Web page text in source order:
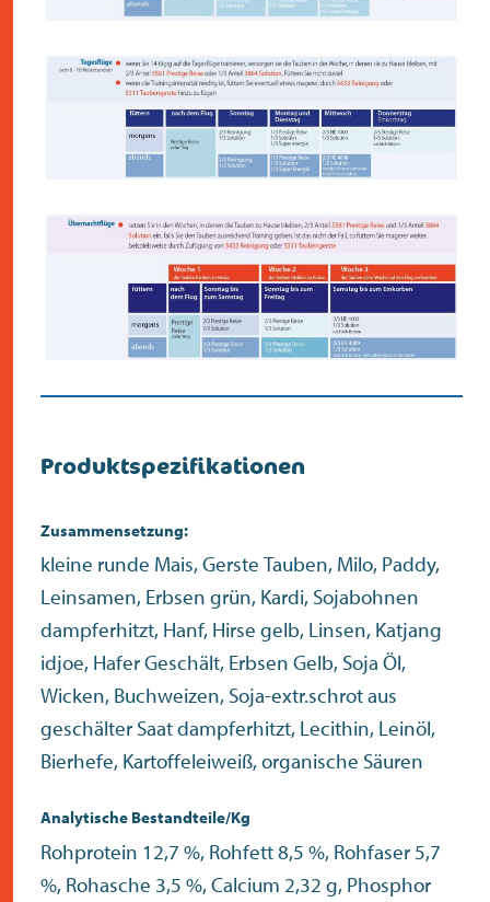
Produktspezifikationen
Zusammensetzung:
kleine runde Mais, Gerste Tauben, Milo, Paddy,
Leinsamen, Erbsen grün, Kardi, Sojabohnen
dampferhitzt, Hanf, Hirse gelb, Linsen, Katjang
idjoe, Hafer Geschält, Erbsen Gelb, Soja Öl,
Wicken, Buchweizen, Soja-extr.schrot aus
geschälter Saat dampferhitzt, Lecithin, Leinöl,
Bierhefe, Kartoffeleiweiß, organische Säuren
Analytische Bestandteile/Kg
Rohprotein 12,7 %, Rohfett 8,5 %, Rohfaser 5,7
%, Rohasche 3,5 %, Calcium 2,32 g, Phosphor